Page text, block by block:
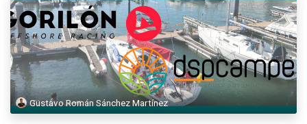
Gustavo Román Sánchez Martínez